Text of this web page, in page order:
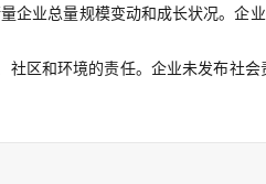
企业总量规模变动和成长状况。企
区和环境的责任。企业未发布社